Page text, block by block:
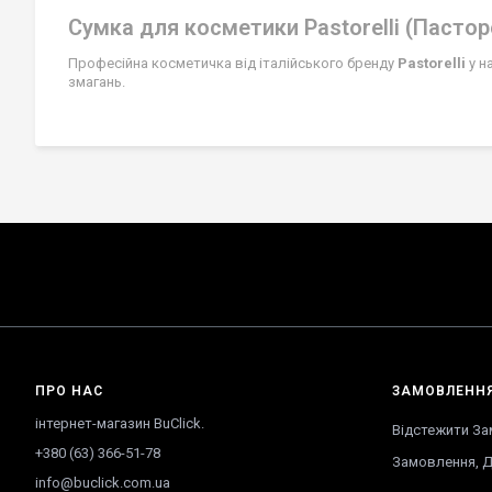
Сумка для косметики Pastorelli
Професійна косметичка від італійського бренду Pastorelli у
змагань.
ПРО НАС
інтернет-магазин BuClick.
+380 (63) 366-51-78
info@buclick.com.ua
ЗАМОВЛЕННЯ
Відстежити
Замовлення,